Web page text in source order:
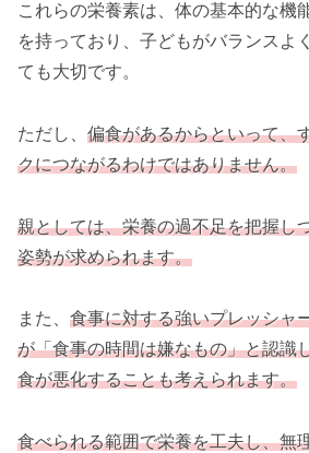
これらの栄養素は、体の基本的な機
を持っており、子どもがバランスよ
ても大切です。
ただし、 偏食があるからといって、
クにつながるわけではありません。
親としては、栄養の過不足を把握し
姿勢が求められます。
また、 食事に対する強いプレッシャ
が「食事の時間は嫌なもの」と認識
食が悪化することも考えられます。
食べられる範囲で栄養を工夫し、無